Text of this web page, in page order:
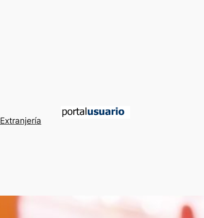
Extranjería